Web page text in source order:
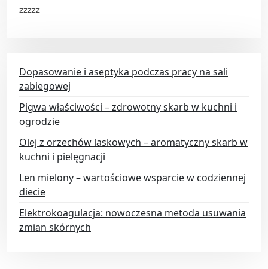
zzzzz
Dopasowanie i aseptyka podczas pracy na sali
zabiegowej
Pigwa właściwości – zdrowotny skarb w kuchni i
ogrodzie
Olej z orzechów laskowych – aromatyczny skarb w
kuchni i pielęgnacji
Len mielony – wartościowe wsparcie w codziennej
diecie
Elektrokoagulacja: nowoczesna metoda usuwania
zmian skórnych